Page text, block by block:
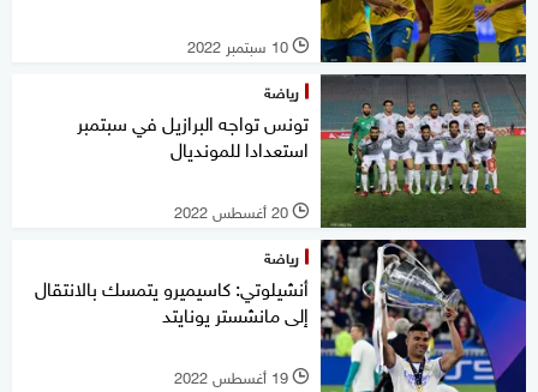
l 10 سبتمبر 2022
رياضة
تونس تواجه البرازيل في سبتمبر
استعدادا للمونديال
l 20 أغسطس 2022
رياضة
أنشيلوتي: كاسيميرو يتمسك بالانتقال
إلى مانشستر يونايتد
l 19 أغسطس 2022